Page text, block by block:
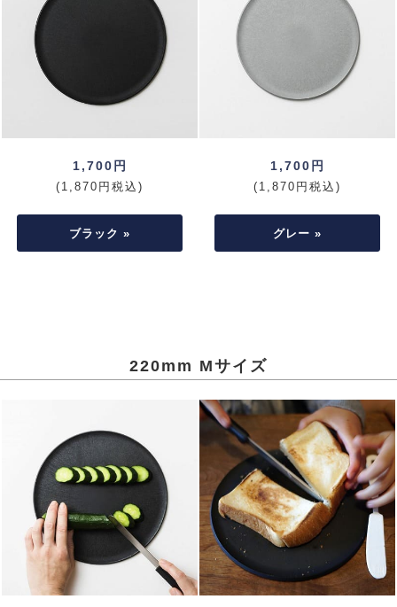
1,700円
(1,870円税込)
ブラック »
1,700円
(1,870円税込)
グレー »
220mm Mサイズ